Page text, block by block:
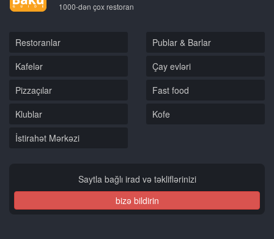
1000-dən çox restoran
Restoranlar
Publar & Barlar
Kafelər
Çay evləri
Pizzaçılar
Fast food
Klublar
Kofe
İstirahət Mərkəzi
Saytla bağlı irad və təkliflərinizi
bizə bildirin